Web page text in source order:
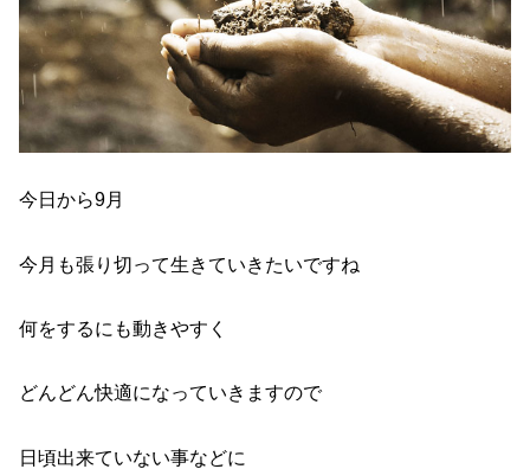
今日から9月
今月も張り切って生きていきたいですね
何をするにも動きやすく
どんどん快適になっていきますので
日頃出来ていない事などに